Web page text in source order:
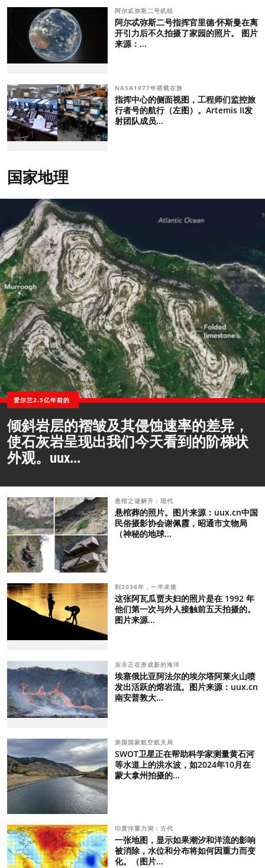
阿尔忒弥斯二号机组
阿尔忒弥斯二号指挥官里德·怀斯曼在离
开引力后不久拍摄了家园的照片。 图片
来源：...
NASA1977年搭载在旅
指挥中心的侧面视图，工程师们监控旅
行者号的航行（左图）。Artemis II发
射团队成员...
国家地理
爱尔兰2.5亿年前的
倾斜岩层的褶皱及其侵蚀速率的差异，
使石灰岩呈现出我们今天看到的阶梯状
外观。uux...
悬棺之谜解开：现代
悬棺葬的照片。图片来源：uux.cn中国
民俗摄影协会谢佩霞，昭通市文物局
（神秘的地球...
到2036年，一半未接
这张阿瓦瓜贾夫妇的照片是在 1992 年
他们第一次与外人接触前五天拍摄的。
图片来源...
东非正在形成新的海洋
埃塞俄比亚阿法尔的埃尔塔阿莱火山喷
发出活跃的熔岩流。图片来源：uux.cn
南安普敦大...
美国国家航空航天局
SWOT卫星正在帮助科学家测量黄石河
等水道上的洪水波，如2024年10月在
蒙大拿州拍摄的...
印度洋重力洞：古代
一张地图，显示如果潮汐和洋流的影响
被消除，水位和分布将如何因重力而变
化。（图片...